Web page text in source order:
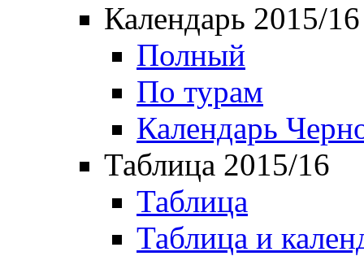
Календарь 2015/16
Полный
По турам
Календарь
Таблица 2015/16
Таблица
Таблица и